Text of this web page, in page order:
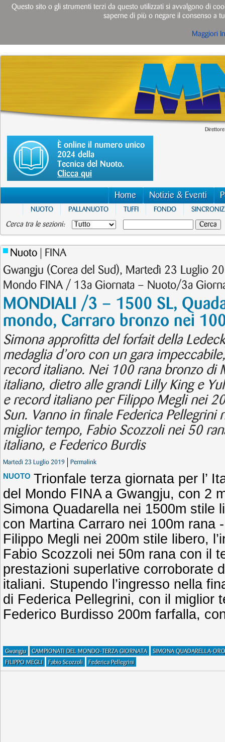
È online il numero unico
2024 della
Tecnica del Nuoto.
Clicca qui
Home Notizie & Eventi
NUOTO PALLANUOTO TUFFI FONDO
Cerca tra le sezioni:
Nuoto | FINA
Gwangju (Corea del Sud), Martedì 23 Luglio
Mondo FINA / 13a Giornata – Nuoto/3a
MONDIALI /3 – 1500 SL,
mondo, Carraro bronzo nei
Simona approfitta del forfait della
medaglia d’oro con un gara
record italiano. Nei 100 rana bronzo di
italiano, dietro alle grandi Lilly King e
e record italiano per Filippo Megli nei
Sun. Vanno in finale Federica
miglior tempo, Fabio Scozzoli nei 50
italiano, e Federico Burdis
Martedì 23 Luglio 2019 Permalink
NUOTO Trionfale terza giornata per l’
del Mondo FINA a Gwangju, con 2
Simona Quadarella nei 1500m stile
con Martina Carraro nei 100m rana
Filippo Megli nei 200m stile libero,
Fabio Scozzoli nei 50m rana con il
prestazioni superlative corroborate
italiani. Stupendo l’ingresso nella
di Federica Pellegrini, con il miglior
Federico Burdisso 200m farfalla,
Gwangju CAMPIONATI DEL MONDO-TERZA GIORNATA
SIMONA QUADARELLA-
FILIPPO MEGLI
Fabio Scozzoli Federica Pellegrini
Questo sito o gli strumenti terzi da questo utilizzati si avvalgono di
saperne di più o negare il consenso a
Maggiori